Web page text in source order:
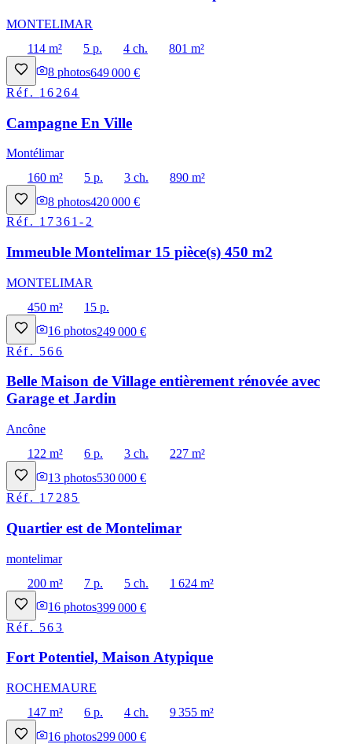
MONTELIMAR
114 m²
5 p. 4 ch.
801 m²
8 photos649 000 €
Réf. 16264
Campagne En Ville
Montélimar
160 m²
5 p. 3 ch.
890 m²
8 photos420 000 €
Réf. 17361-2
Immeuble Montelimar 15 pièce(s) 450 m2
MONTELIMAR
450 m²
15 p.
16 photos249 000 €
Réf. 566
Belle Maison de Village entièrement rénovée avec
Garage et Jardin
Ancône
122 m²
6 p. 3 ch.
227 m²
13 photos530 000 €
Réf. 17285
Quartier est de Montelimar
montelimar
200 m²
7 p. 5 ch.
1 624 m²
16 photos399 000 €
Réf. 563
Fort Potentiel, Maison Atypique
ROCHEMAURE
147 m²
6 p. 4 ch.
9 355 m²
16 photos299 000 €